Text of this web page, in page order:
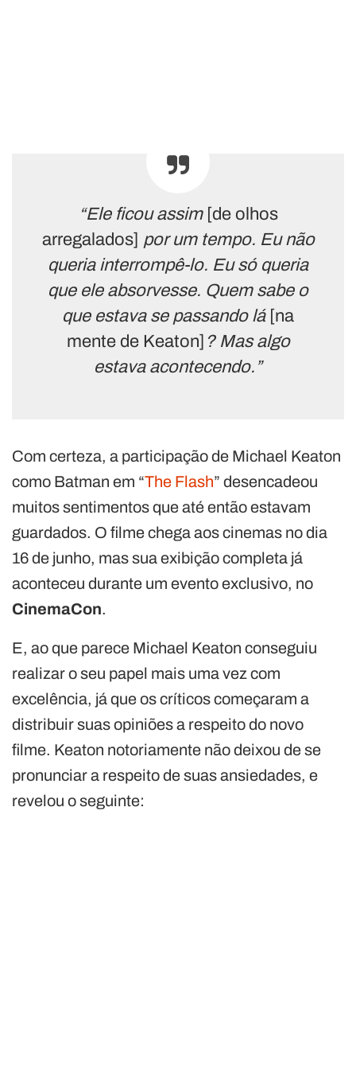
“Ele ficou assim [de olhos
arregalados] por um tempo. Eu não
queria interrompê-lo. Eu só queria
que ele absorvesse. Quem sabe o
que estava se passando lá [na
mente de Keaton] ? Mas algo
estava acontecendo.”
Com certeza, a participação de Michael Keaton
como Batman em “The Flash” desencadeou
muitos sentimentos que até então estavam
guardados. O filme chega aos cinemas no dia
16 de junho, mas sua exibição completa já
aconteceu durante um evento exclusivo, no
CinemaCon.
E, ao que parece Michael Keaton conseguiu
realizar o seu papel mais uma vez com
excelência, já que os críticos começaram a
distribuir suas opiniões a respeito do novo
filme. Keaton notoriamente não deixou de se
pronunciar a respeito de suas ansiedades, e
revelou o seguinte: